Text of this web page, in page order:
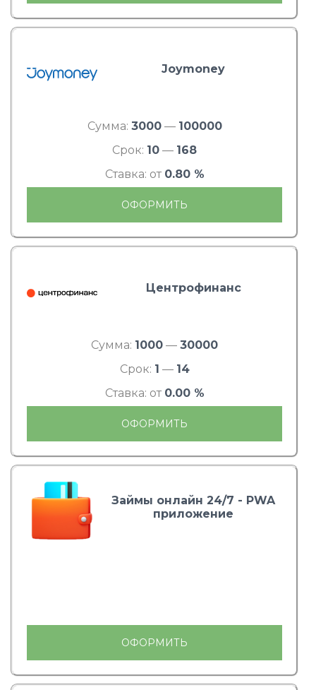
Joymoney
Сумма: 3000— 100000
Срок: 10 — 168
Ставка: от 0.80 %
ОФОРМИТЬ
Центрофинанс
Сумма: 1000 — 30000
Срок: 1 — 14
Ставка: от 0.00 %
ОФОРМИТЬ
Займы онлайн 24/7 - PWA
приложение
ОФОРМИТЬ